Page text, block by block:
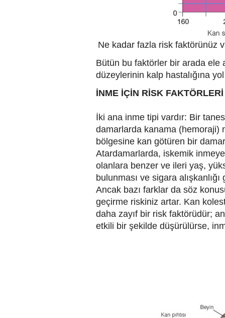
Ne kadar fazla risk faktörünüz
Bütün bu faktörler bir arada ele
düzeylerinin kalp hastalığına
İNME İÇİN RİSK FAKTÖRLERİ
İki ana inme tipi vardır: Bir
damarlarda kanama (hemoraji)
bölgesine kan götüren bir
Atardamarlarda, iskemik
olanlara benzer ve ileri yaş,
bulunması ve sigara
Ancak bazı farklar da söz
geçirme riskiniz artar. Kan
daha zayıf bir risk faktörüdür;
etkili bir şekilde düşürülürse,